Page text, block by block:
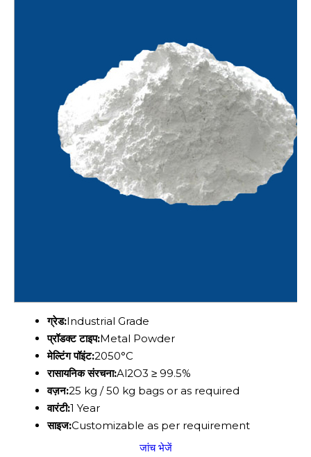
ग्रेड:Industrial Grade
प्रॉडक्ट टाइप:Metal Powder
मेल्टिंग पॉइंट:2050°C
रासायनिक संरचना:Al2O3 ≥ 99.5%
वज़न:25 kg / 50 kg bags or as required
वारंटी:1 Year
साइज:Customizable as per requirement
जांच भेजें